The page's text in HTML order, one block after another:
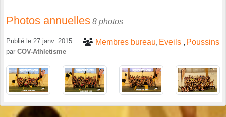
Photos annuelles 8 photos
Membres bureau Eveils Poussins
Publié le 27 janv. 2015
par COV-Athletisme